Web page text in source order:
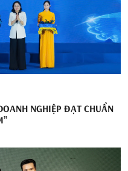
NGHIỆP ĐẠT CHUẨN